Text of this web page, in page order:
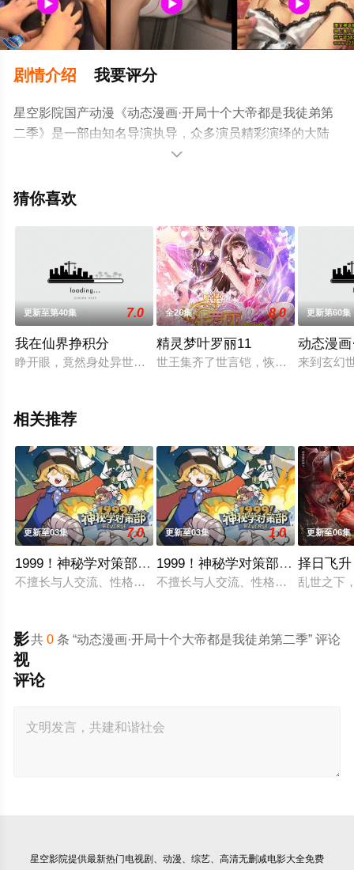
剧情介绍 我要评分
星空影院国产动漫《动态漫画·开局十个大帝都是我徒弟第
二季》是一部由知名导演执导，众多演员精彩演绎的大陆
动漫，大结局剧情已揭晓（全60集），手机免费在线观看
息可移步至豆瓣动漫、电视猫或剧情网等平台了解。

猜你喜欢
更新至第40集 7.0
我在仙界挣积分
睁开眼，竟然身处异世界，还被一个憨憨系统绑定，告诉他称
全26集 8.0
精灵梦叶罗丽11
世王集齐了世言铠，恢复了往昔的强
更新第60集
动态漫
来到玄幻
相关推荐
更新至03集 7.0
1999！神秘学对策部中配版
不擅长与人交流、性格腼腆的马库斯在一场乌龙中意外成为了“
更新至03集 1.0
1999！神秘学对策部英配版
不擅长与人交流、性格腼腆的马库斯
更新至06集
择日飞升
乱世之下
共0 条 “动态漫画·开局十个大帝都是我徒弟第二季” 评论
影
视
评论
星空影院提供最新热门电视剧、动漫、综艺、高清无删减电影大全免费